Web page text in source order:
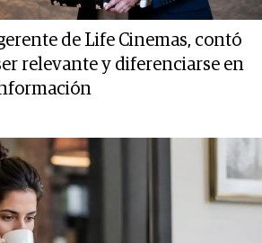
de Life Cinemas, contó
relevante y diferenciarse en